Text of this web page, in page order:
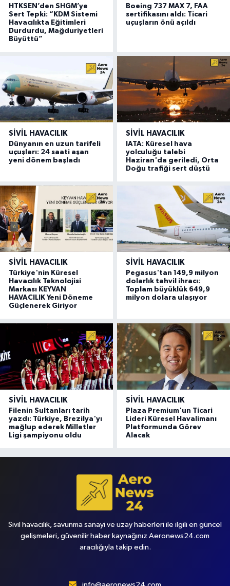
HTKSEN’den SHGM’ye
Sert Tepki: “KDM Sistemi
Havacılıkta Eğitimleri
Durdurdu, Mağduriyetleri
Büyüttü”
Boeing 737 MAX 7, FAA
sertifikasını aldı: Ticari
uçuşların önü açıldı
SIVIL HAVACILIK
Dünyanın en uzun tarifeli
uçuşları: 24 saati aşan
yeni dönem başladı
SIVIL HAVACILIK
IATA: Küresel hava
yolculuğu talebi
Haziran'da geriledi, Orta
Doğu trafiği sert düştü
SIVIL HAVACILIK
Türkiye'nin Küresel
Havacılık Teknolojisi
Markası KEYVAN
HAVACILIK Yeni Döneme
Güçlenerek Giriyor
SIVIL HAVACILIK
Pegasus'tan 149,9 milyon
dolarlık tahvil ihracı:
Toplam büyüklük 649,9
milyon dolara ulaşıyor
SIVIL HAVACILIK
Filenin Sultanları tarih
yazdı: Türkiye, Brezilya'yı
mağlup ederek Milletler
Ligi şampiyonu oldu
SIVIL HAVACILIK
Plaza Premium'un Ticari
Lideri Küresel Havalimanı
Platformunda Görev
Alacak
Sivil havacılık, savunma sanayi ve uzay haberleri ile ilgili en güncel
gelişmeleri, güvenilir haber kaynağınız Aeronews24.com
aracılığıyla takip edin.